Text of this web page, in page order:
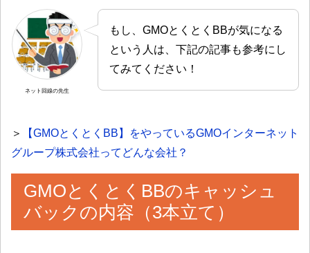
ネット回線の先生
もし、GMOとくとくBBが気になる
という人は、下記の記事も参考にし
てみてください！
＞
【GMOとくとくBB】をやっているGMOインターネット
グループ株式会社ってどんな会社？
GMOとくとくBBのキャッシュ
バックの内容（3本立て）